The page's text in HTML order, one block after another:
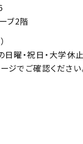
ブ2階
曜・祝日・大学休
でご確認ください